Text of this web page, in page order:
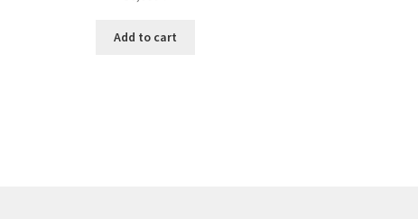
Add to cart